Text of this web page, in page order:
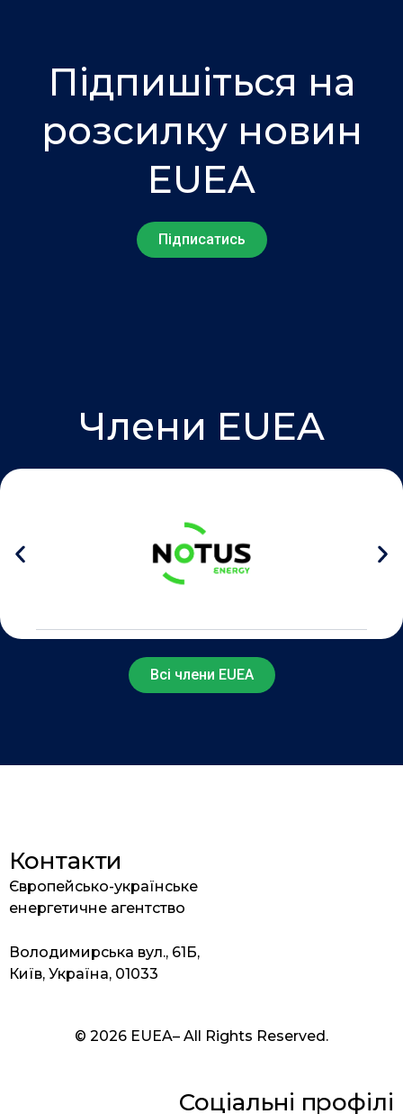
Підпишіться на
розсилку новин
EUEA
Підписатись
Члени EUEA
Всі члени EUEA
Контакти
Європейсько-українське
енергетичне агентство
Володимирська вул., 61Б,
Київ, Україна, 01033
© 2026 EUEA– All Rights Reserved.
Соціальні профілі